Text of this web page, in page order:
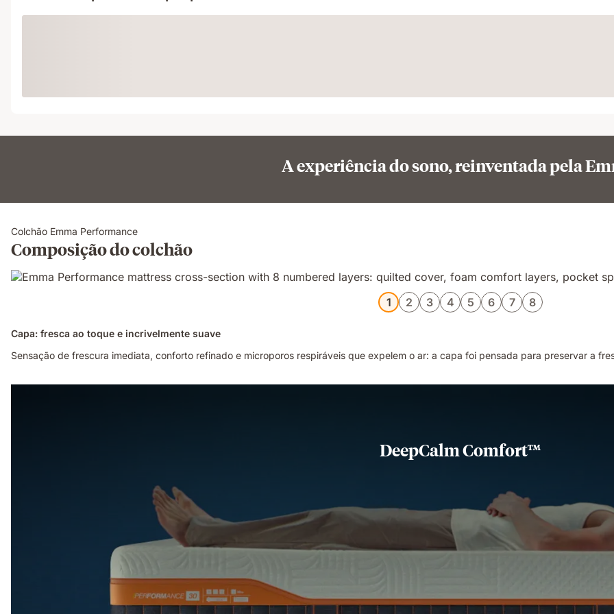
A experiência do sono, reinventada pela
Colchão Emma Performance
Composição do colchão
1 2 3 4 5 6 7 8
Capa: fresca ao toque e incrivelmente suave
Sensação de frescura imediata, conforto refinado e microporos respiráveis que expelem o ar: a capa foi pensada para preservar a
DeepCalm Comfort™